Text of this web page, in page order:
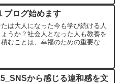
ブログ始めます
は大人になった今も学び続ける人
うか？社会人となった人も教養を
積むことは、幸福のための重要な鍵
。
から感じる違和感を文